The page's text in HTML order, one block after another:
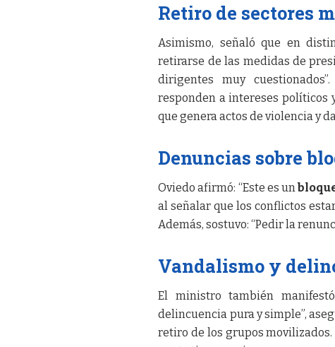
Retiro de sectores
Asimismo, señaló que en
retirarse de las medidas de
dirigentes muy
responden a intereses políticos
que genera actos de violencia y
Denuncias sobre
Oviedo afirmó: “Este es un
al señalar que los conflictos
Además, sostuvo: “Pedir la
Vandalismo y
El ministro también
delincuencia pura y simple”,
retiro de los grupos